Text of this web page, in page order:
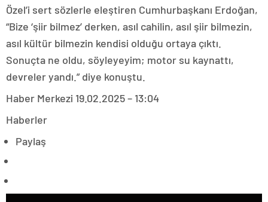
Özel’i sert sözlerle eleştiren Cumhurbaşkanı Erdoğan,
“Bize ‘şiir bilmez’ derken, asıl cahilin, asıl şiir bilmezin,
asıl kültür bilmezin kendisi olduğu ortaya çıktı.
Sonuçta ne oldu, söyleyeyim; motor su kaynattı,
devreler yandı.” diye konuştu.
Haber Merkezi 19.02.2025 – 13:04
Haberler
Paylaş